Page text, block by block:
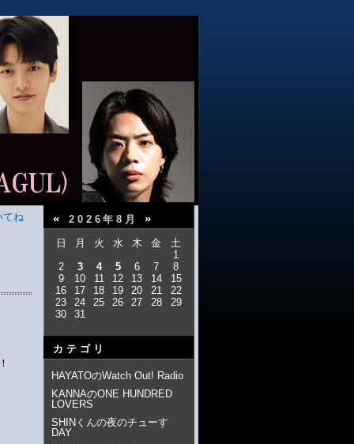
てね « 2026年8月 »
日 月 火 水 木 金
土
1
2
3 4 5 6 7
8
9
10 11 12 13 14
15
16
17 18 19 20 21
22
23
24 25 26 27 28
29
30
31
カテゴリ
HAYATOのWatch Out! Radio
KANNAのONE HUNDRED
LOVERS
SHINくんの夜のチューす
DAY